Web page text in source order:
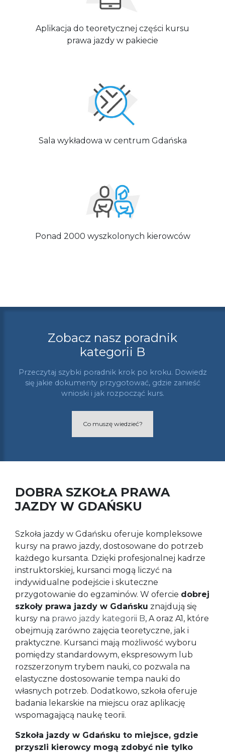
Aplikacja do teoretycznej części kursu
prawa jazdy w pakiecie
Sala wykładowa w centrum Gdańska
Ponad 2000 wyszkolonych kierowców
Zobacz nasz poradnik
kategorii B
Przeczytaj szybki poradnik krok po kroku. Dowiedz
się jakie dokumenty przygotować, gdzie zanieść
wnioski i jak rozpocząć kurs.
Co muszę wiedzieć?
DOBRA SZKOŁA PRAWA
JAZDY W GDAŃSKU
Szkoła jazdy w Gdańsku oferuje kompleksowe
kursy na prawo jazdy, dostosowane do potrzeb
każdego kursanta. Dzięki profesjonalnej kadrze
instruktorskiej, kursanci mogą liczyć na
indywidualne podejście i skuteczne
przygotowanie do egzaminów. W ofercie dobrej
szkoły prawa jazdy w Gdańsku znajdują się
kursy na prawo jazdy kategorii B, A oraz A1, które
obejmują zarówno zajęcia teoretyczne, jak i
praktyczne. Kursanci mają możliwość wyboru
pomiędzy standardowym, ekspresowym lub
rozszerzonym trybem nauki, co pozwala na
elastyczne dostosowanie tempa nauki do
własnych potrzeb. Dodatkowo, szkoła oferuje
badania lekarskie na miejscu oraz aplikację
wspomagającą naukę teorii.
Szkoła jazdy w Gdańsku to miejsce, gdzie
przyszli kierowcy mogą zdobyć nie tylko